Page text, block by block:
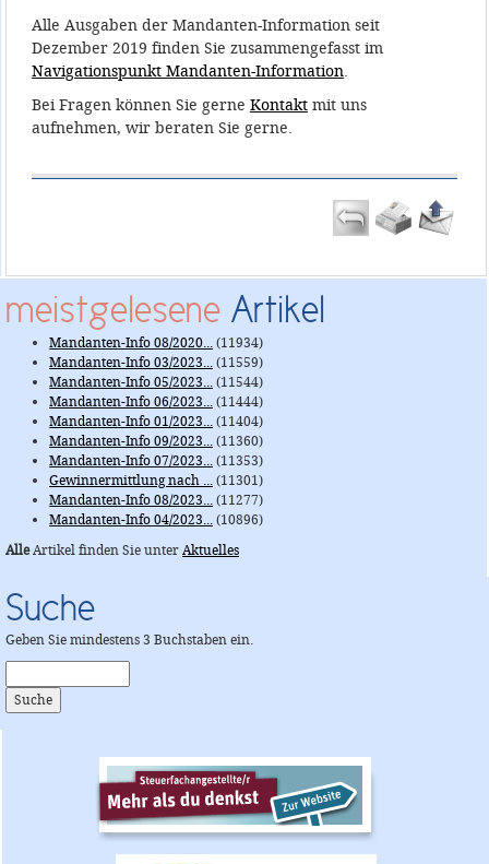
Alle Ausgaben der Mandanten-Information seit
Dezember 2019 finden Sie zusammengefasst im
Navigationspunkt Mandanten-Information.
Bei Fragen können Sie gerne Kontaktmit uns
aufnehmen, wir beraten Sie gerne.
meistgelesene Artikel
Mandanten-Info 08/2020...(11934)
Mandanten-Info 03/2023...(11559)
Mandanten-Info 05/2023...(11544)
Mandanten-Info 06/2023...(11444)
Mandanten-Info 01/2023...(11404)
Mandanten-Info 09/2023...(11360)
Mandanten-Info 07/2023...(11353)
Gewinnermittlung nach ...(11301)
Mandanten-Info 08/2023...(11277)
Mandanten-Info 04/2023...(10896)
AlleArtikel finden Sie unterAktuelles
Suche
Geben Sie mindestens 3 Buchstaben ein.